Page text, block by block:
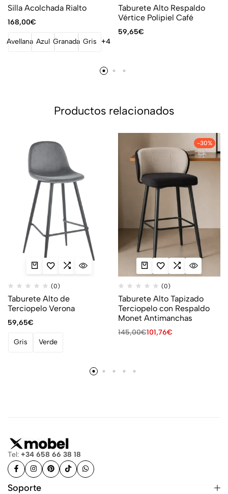
Silla Acolchada Rialto
168,00€
Avellana Azul Granada Gris +4
Taburete Alto Respaldo
Vértice Polipiel Café
59,65€
Productos relacionados
(0)
Taburete Alto de
Terciopelo Verona
59,65€
Gris Verde
-30%
(0)
Taburete Alto Tapizado
Terciopelo con Respaldo
Monet Antimanchas
145,00€101,76€
Tel: +34 658 66 38 18
Soporte